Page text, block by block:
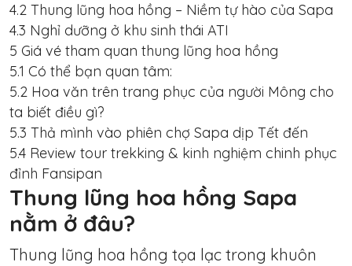
4.2 Thung lũng hoa hồng – Niềm tự hào của Sapa
4.3 Nghỉ dưỡng ở khu sinh thái ATI
5 Giá vé tham quan thung lũng hoa hồng
5.1 Có thể bạn quan tâm:
5.2 Hoa văn trên trang phục của người Mông cho
ta biết điều gì?
5.3 Thả mình vào phiên chợ Sapa dịp Tết đến
5.4 Review tour trekking & kinh nghiệm chinh phục
đỉnh Fansipan
Thung lũng hoa hồng Sapa
nằm ở đâu?
Thung lũng hoa hồng tọa lạc trong khuôn